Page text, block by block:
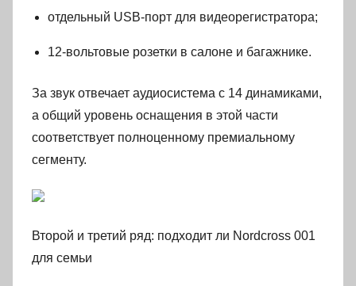
отдельный USB-порт для видеорегистратора;
12-вольтовые розетки в салоне и багажнике.
За звук отвечает аудиосистема с 14 динамиками,
а общий уровень оснащения в этой части
соответствует полноценному премиальному
сегменту.
Второй и третий ряд: подходит ли Nordcross 001
для семьи